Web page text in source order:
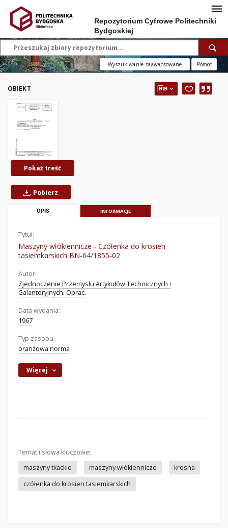
Repozytorium Cyfrowe Politechniki
Bydgoskiej
Wyszukiwanie zaawansowane Pomoc
OBIEKT
Pokaż treść
Pobierz
OPIS INFORMACJE
Tytuł:
Maszyny włókiennicze - Czółenka do krosien
tasiemkarskich BN-64/1855-02
Autor:
Zjednoczenie Przemysłu Artykułów Technicznych i
Galanteryjnych. Oprac.
Data wydania:
1967
Typ zasobu:
branżowa norma
Więcej
Temat i słowa kluczowe:
maszyny tkackie
maszyny włókiennicze
krosna
czółenka do krosien tasiemkarskich